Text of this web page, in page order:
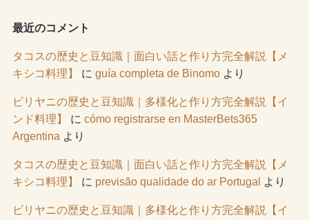
最近のコメント
タコスの歴史と豆知識｜面白い話と作り方完全解説【メ
キシコ料理】
に guía completa de Binomoより
ビリヤニの歴史と豆知識｜多様化と作り方完全解説【イ
ンド料理】
に cómo registrarse en MasterBets365
Argentina より
タコスの歴史と豆知識｜面白い話と作り方完全解説【メ
キシコ料理】
に previsão qualidade do ar Portugal より
ビリヤニの歴史と豆知識｜多様化と作り方完全解説【イ